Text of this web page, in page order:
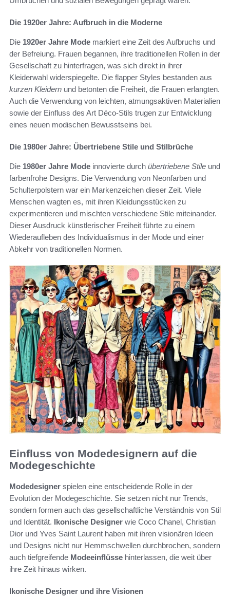
Die 1920er Jahre: Aufbruch in die Moderne
Die 1920er Jahre Mode markiert eine Zeit des Aufbruchs und
der Befreiung. Frauen begannen, ihre traditionellen Rollen in der
Gesellschaft zu hinterfragen, was sich direkt in ihrer
Kleiderwahl widerspiegelte. Die flapper Styles bestanden aus
kurzen Kleidern und betonten die Freiheit, die Frauen erlangten.
Auch die Verwendung von leichten, atmungsaktiven Materialien
sowie der Einfluss des Art Déco-Stils trugen zur Entwicklung
eines neuen modischen Bewusstseins bei.
Die 1980er Jahre: Übertriebene Stile und Stilbrüche
Die 1980er Jahre Mode innovierte durch übertriebene Stile und
farbenfrohe Designs. Die Verwendung von Neonfarben und
Schulterpolstern war ein Markenzeichen dieser Zeit. Viele
Menschen wagten es, mit ihren Kleidungsstücken zu
experimentieren und mischten verschiedene Stile miteinander.
Dieser Ausdruck künstlerischer Freiheit führte zu einem
Wiederaufleben des Individualismus in der Mode und einer
Abkehr von traditionellen Normen.
Einfluss von Modedesignern auf die
Modegeschichte
Modedesigner spielen eine entscheidende Rolle in der
Evolution der Modegeschichte. Sie setzen nicht nur Trends,
sondern formen auch das gesellschaftliche Verständnis von Stil
und Identität. Ikonische Designer wie Coco Chanel, Christian
Dior und Yves Saint Laurent haben mit ihren visionären Ideen
und Designs nicht nur Hemmschwellen durchbrochen, sondern
auch tiefgreifende Modeeinflüsse hinterlassen, die weit über
ihre Zeit hinaus wirken.
Ikonische Designer und ihre Visionen